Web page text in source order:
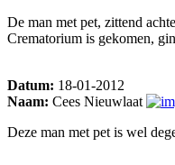
De man met pet, zittend
Crematorium is gekomen,
Datum: 18-01-2012
Naam: Cees Nieuwlaat
Deze man met pet is wel